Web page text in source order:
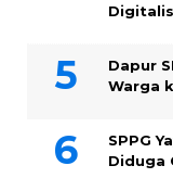
Dapur
Warga
SPPG
Diduga